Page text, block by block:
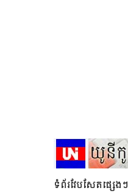
ទំព័រវែបសែតផ្សេងៗ